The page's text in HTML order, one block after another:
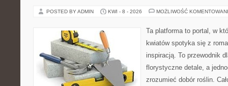
POSTED BY ADMIN KWI - 8 - 2026 MOŻLIWOŚĆ
Ta platforma to portal, w
kwiatów spotyka się z
inspiracją. To przewodnik
florystyczne detale, a
zrozumieć dobór roślin.